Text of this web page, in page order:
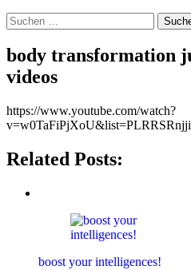
Suchen
nach:
body transformation
videos
https://www.youtube.com/watch?
Related Posts:
boost your intelligences!